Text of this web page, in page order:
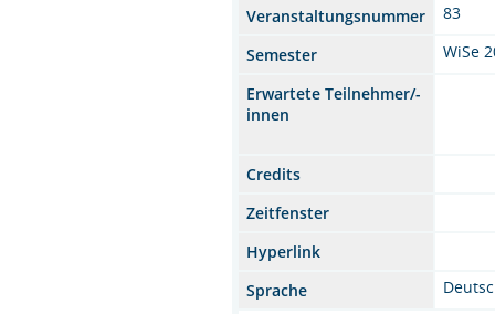
Veranstaltungsnummer
83
Semester
WiSe
Erwartete Teilnehmer/-
innen
Credits
Zeitfenster
Hyperlink
Sprache